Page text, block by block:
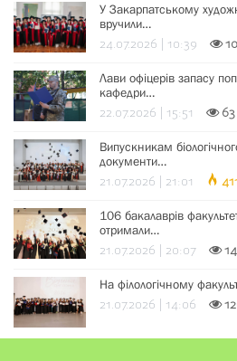
У Закарпатському
вручили…
24.07.2026 | 10:39
Лави офіцерів запасу
кафедри…
22.07.2026 | 15:51 63
Випускникам
документи…
21.07.2026 | 21:01
106 бакалаврів
отримали…
21.07.2026 | 20:07
На філологічному
21.07.2026 | 14:06